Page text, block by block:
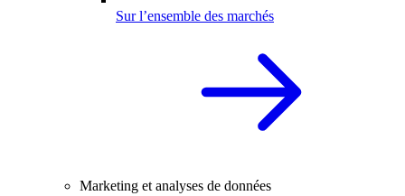
Sur l’ensemble des marchés
Marketing et analyses de données